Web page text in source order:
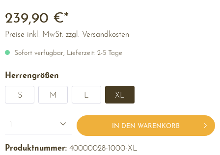
239,90 €*
Preise inkl. MwSt. zzgl. Versandkosten
Sofort verfügbar, Lieferzeit: 2-5 Tage
Herrengrößen
S M L XL
IN DEN WARENKORB
Produktnummer: 40000028-1000-XL